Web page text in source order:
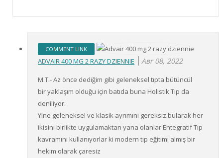
COMMENT LINK
ADVAIR 400 MG 2 RAZY DZIENNIE Авг 08, 2022
M.T.- Az önce dediğim gibi geleneksel tıpta bütüncül
bir yaklaşım olduğu için batıda buna Holistik Tıp da
deniliyor.
Yine geleneksel ve klasik ayrımını gereksiz bularak her
ikisini birlikte uygulamaktan yana olanlar Entegratif Tıp
kavramını kullanıyorlar ki modern tıp eğitimi almış bir
hekim olarak çaresiz